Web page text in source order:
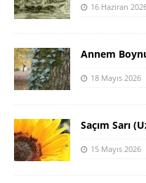
16 Haziran
Annem
18 Mayıs 2026
Saçım Sarı
15 Mayıs 2026